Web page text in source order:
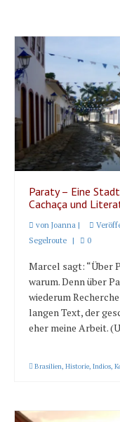
Paraty – Eine
Cachaça und
von Joanna |
Segelroute
| 0
Marcel sagt: “Über
warum. Denn über
wiederum
langen Text, der
eher meine Arbeit.
Brasilien, Historie, Indios,